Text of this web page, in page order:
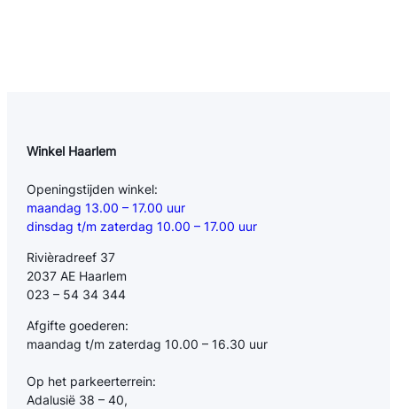
Winkel Haarlem
Openingstijden winkel:
maandag 13.00 – 17.00 uur
dinsdag t/m zaterdag 10.00 – 17.00 uur
Rivièradreef 37
2037 AE Haarlem
023 – 54 34 344
Afgifte goederen:
maandag t/m zaterdag 10.00 – 16.30 uur
Op het parkeerterrein:
Adalusië 38 – 40,